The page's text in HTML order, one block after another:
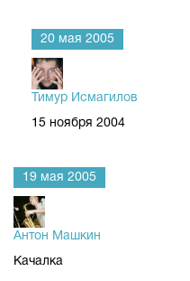
20 мая 2005
Тимур Исмагилов
15 ноября 2004
19 мая 2005
Антон Машкин
Качалка